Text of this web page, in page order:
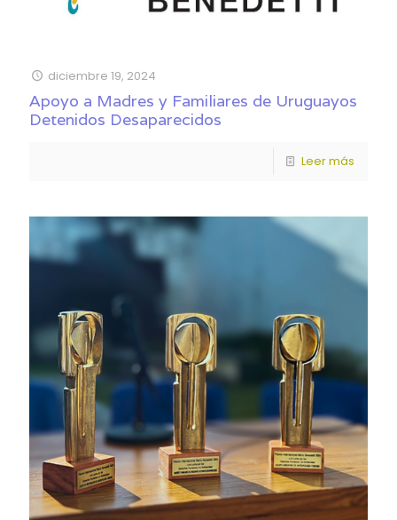
diciembre 19, 2024
Apoyo a Madres y Familiares de Uruguayos
Detenidos Desaparecidos
Leer más